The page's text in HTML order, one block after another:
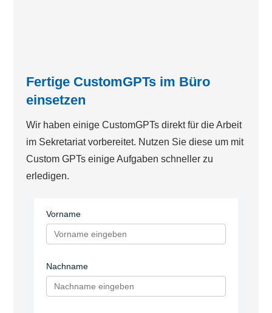
Fertige CustomGPTs im Büro
einsetzen
Wir haben einige CustomGPTs direkt für die Arbeit
im Sekretariat vorbereitet. Nutzen Sie diese um mit
Custom GPTs einige Aufgaben schneller zu
erledigen.
Vorname
Nachname